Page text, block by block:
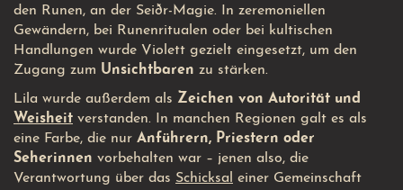
den Runen, an der Seiðr-Magie. In zeremoniellen
Gewändern, bei Runenritualen oder bei kultischen
Handlungen wurde Violett gezielt eingesetzt, um den
Zugang zum Unsichtbaren zu stärken.
Lila wurde außerdem als Zeichen von Autorität und
Weisheit verstanden. In manchen Regionen galt es als
eine Farbe, die nur Anführern, Priestern oder
Seherinnen vorbehalten war – jenen also, die
Verantwortung über das Schicksal
einer Gemeinschaft